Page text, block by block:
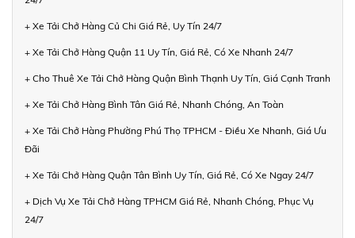
+ Xe Tải Chở Hàng Củ Chi Giá Rẻ, Uy Tín 24/7
+ Xe Tải Chở Hàng Quận 11 Uy Tín, Giá Rẻ, Có Xe Nhanh 24/7
+ Cho Thuê Xe Tải Chở Hàng Quận Bình Thạnh Uy Tín, Giá Cạnh Tranh
+ Xe Tải Chở Hàng Bình Tân Giá Rẻ, Nhanh Chóng, An Toàn
+ Xe Tải Chở Hàng Phường Phú Thọ TPHCM - Điều Xe Nhanh, Giá Ưu
Đãi
+ Xe Tải Chở Hàng Quận Tân Bình Uy Tín, Giá Rẻ, Có Xe Ngay 24/7
+ Dịch Vụ Xe Tải Chở Hàng TPHCM Giá Rẻ, Nhanh Chóng, Phục Vụ
24/7